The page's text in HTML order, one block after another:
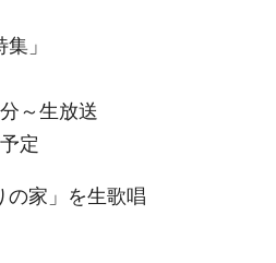
」
～生放送
定
の家」を生歌唱